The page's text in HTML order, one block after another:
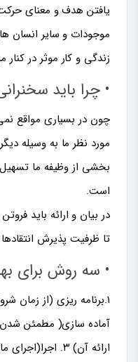
زندگی و کار موثر در کنار
• چرا باید
چون در بسیاری مواقع
مورد نظر ما به وسیله
بخشی از وظیفه ما
است.
در بیان و ارائه باید
تا ظرفیت پذیرش
• سه روش برای
آماده سازی( مطمئن
ارائه آن) ۳.